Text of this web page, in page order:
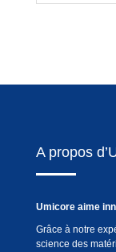
A propos
Umicore aime
Grâce à notre
science des